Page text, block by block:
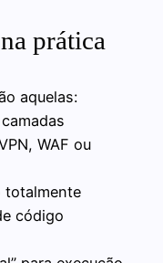
prática
aquelas:
WAF ou
totalmente
código